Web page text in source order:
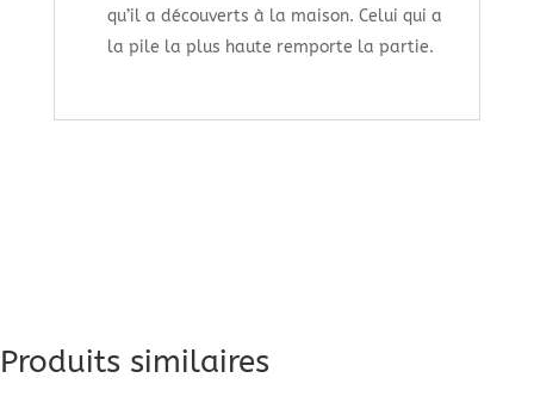
qu’il a découverts à la maison. Celui qui a
la pile la plus haute remporte la partie.
Produits similaires